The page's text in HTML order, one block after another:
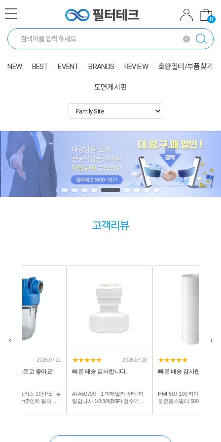
0
NEW BEST EVENT BRANDS REVIEW 호환필터/부품찾기
도면게시판
고객리뷰
‹
2026.07.20
송 감사합니다.
1 피메일커넥터 I피
2:3/4(BSP) 정수기부
★★★★★ 2026.07.21
빠른 배송 감사합니다!!
HMI-500-100 카이저 HMI멜트블
로운뎁스필터 500mm(19.6inch)
★★★★★
빠른 배송 감사합니다.
BDC-250 유기물 제거용
성탄 필터 250mm
›